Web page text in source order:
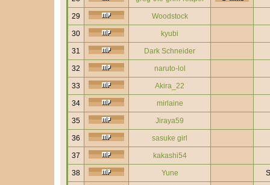
29 Woodstock
30 kyubi
31 Dark Schneider
32 naruto-lol
33 Akira_22
34 mirlaine
35 Jiraya59
36 sasuke girl
37 kakashi54
38 Yune